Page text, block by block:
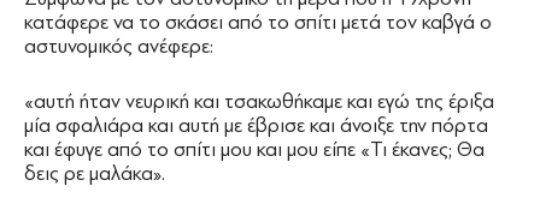
κατάφερε να το σκάσει από το σπίτι μετά τον καβγά ο
αστυνομικός ανέφερε:
«αυτή ήταν νευρική και τσακωθήκαμε και εγώ της έριξα
μία σφαλιάρα και αυτή με έβρισε και άνοιξε την πόρτα
και έφυγε από το σπίτι μου και μου είπε «Τι έκανες; Θα
δεις ρε μαλάκα».